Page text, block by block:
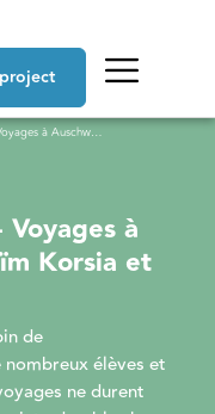
Haïm Korsia et Adeline Baldacchino
à
Korsia et
de
nombreux élèves et
ne durent